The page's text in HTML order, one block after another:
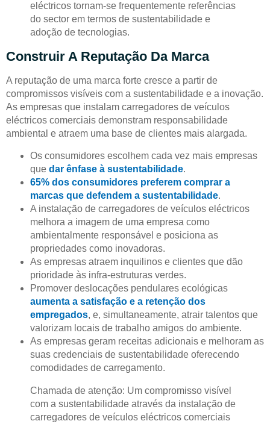
eléctricos tornam-se frequentemente referências
do sector em termos de sustentabilidade e
adoção de tecnologias.
Construir A Reputação Da Marca
A reputação de uma marca forte cresce a partir de
compromissos visíveis com a sustentabilidade e a inovação.
As empresas que instalam carregadores de veículos
eléctricos comerciais demonstram responsabilidade
ambiental e atraem uma base de clientes mais alargada.
Os consumidores escolhem cada vez mais empresas
que dar ênfase à sustentabilidade.
65% dos consumidores preferem comprar a
marcas que defendem a sustentabilidade.
A instalação de carregadores de veículos eléctricos
melhora a imagem de uma empresa como
ambientalmente responsável e posiciona as
propriedades como inovadoras.
As empresas atraem inquilinos e clientes que dão
prioridade às infra-estruturas verdes.
Promover deslocações pendulares ecológicas
aumenta a satisfação e a retenção dos
empregados, e, simultaneamente, atrair talentos que
valorizam locais de trabalho amigos do ambiente.
As empresas geram receitas adicionais e melhoram as
suas credenciais de sustentabilidade oferecendo
comodidades de carregamento.
Chamada de atenção: Um compromisso visível
com a sustentabilidade através da instalação de
carregadores de veículos eléctricos comerciais